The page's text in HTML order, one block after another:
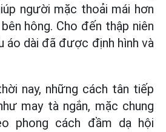
người mặc thoải mái hơn
hông. Cho đến thập niên
áo dài đã được định hình và
nay, những cách tân tiếp
may tà ngắn, mặc chung
phong cách đầm dạ hội